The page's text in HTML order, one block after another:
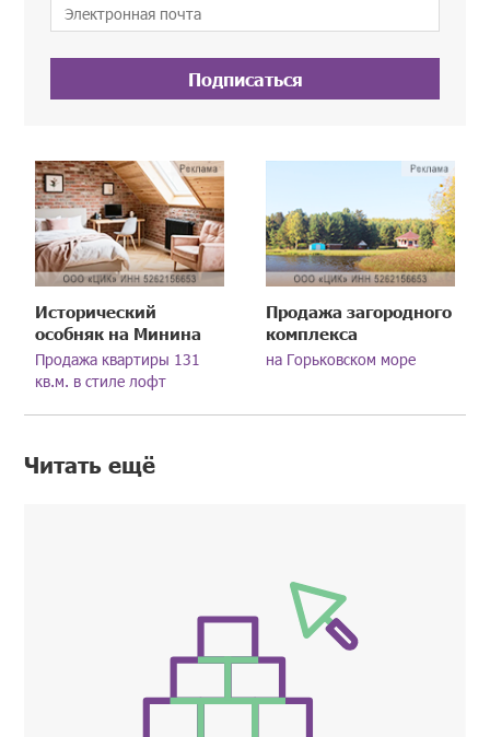
Подписаться
Исторический
особняк на Минина
Продажа квартиры 131
кв.м. в стиле лофт
Продажа загородного
комплекса
на Горьковском море
Читать ещё